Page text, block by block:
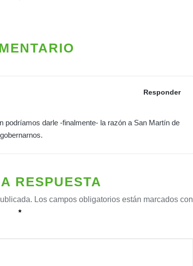
Responder
podríamos darle -finalmente- la razón a San Martín de
RESPUESTA
Los campos obligatorios están marcados con
*